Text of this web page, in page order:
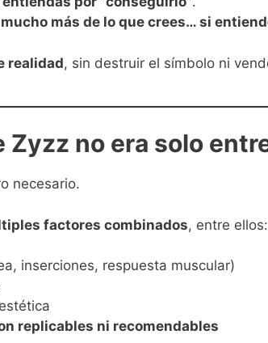
más de lo que crees… si
realidad, sin destruir el símbolo ni
Zyzz no era solo
necesario.
factores combinados, entre ellos:
inserciones, respuesta muscular)
replicables ni recomendables